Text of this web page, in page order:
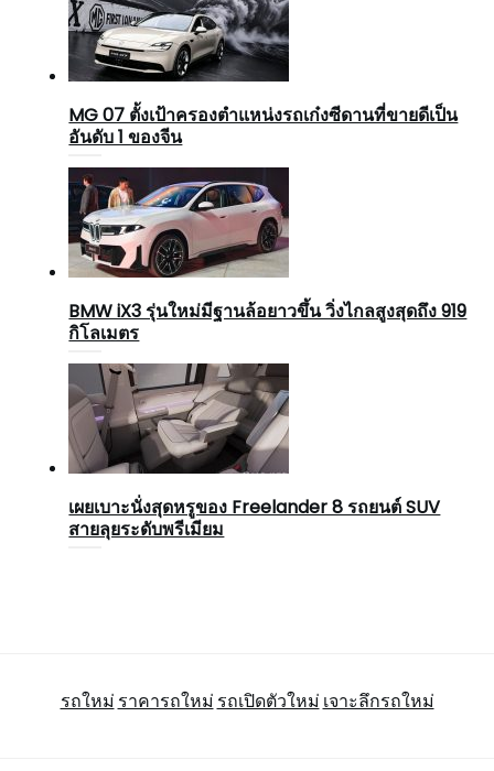
MG 07 ตั้งเป้าครองตำแหน่งรถเก๋งซีดานที่ขายดีเป็น
อันดับ 1 ของจีน
BMW iX3 รุ่นใหม่มีฐานล้อยาวขึ้น วิ่งไกลสูงสุดถึง 919
กิโลเมตร
เผยเบาะนั่งสุดหรูของ Freelander 8 รถยนต์ SUV
สายลุยระดับพรีเมียม
รถใหม่ ราคารถใหม่ รถเปิดตัวใหม่ เจาะลึกรถใหม่